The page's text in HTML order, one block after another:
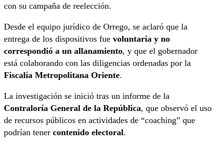
con su campaña de reelección.
Desde el equipo jurídico de Orrego, se aclaró que la
entrega de los dispositivos fue voluntaria y no
correspondió a un allanamiento, y que el gobernador
está colaborando con las diligencias ordenadas por la
Fiscalía Metropolitana Oriente.
La investigación se inició tras un informe de la
Contraloría General de la República, que observó el uso
de recursos públicos en actividades de “coaching” que
podrían tener contenido electoral.